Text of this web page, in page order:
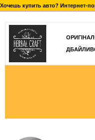
Хочешь купить авто? Интернет-
]